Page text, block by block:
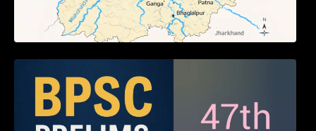
Answers (Part – 01)